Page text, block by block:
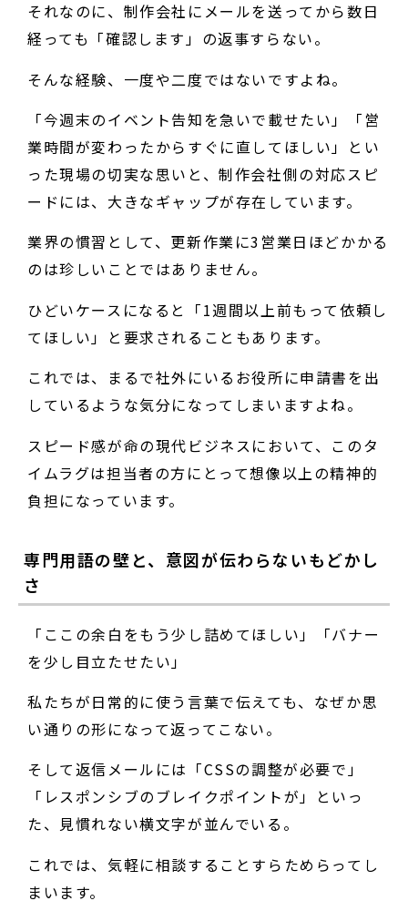
それなのに、制作会社にメールを送ってから数日
経っても「確認します」の返事すらない。
そんな経験、一度や二度ではないですよね。
「今週末のイベント告知を急いで載せたい」「営
業時間が変わったからすぐに直してほしい」とい
った現場の切実な思いと、制作会社側の対応スピ
ードには、大きなギャップが存在しています。
業界の慣習として、更新作業に3営業日ほどかかる
のは珍しいことではありません。
ひどいケースになると「1週間以上前もって依頼し
てほしい」と要求されることもあります。
これでは、まるで社外にいるお役所に申請書を出
しているような気分になってしまいますよね。
スピード感が命の現代ビジネスにおいて、このタ
イムラグは担当者の方にとって想像以上の精神的
負担になっています。
専門用語の壁と、意図が伝わらないもどかし
さ
「ここの余白をもう少し詰めてほしい」「バナー
を少し目立たせたい」
私たちが日常的に使う言葉で伝えても、なぜか思
い通りの形になって返ってこない。
そして返信メールには「CSSの調整が必要で」
「レスポンシブのブレイクポイントが」といっ
た、見慣れない横文字が並んでいる。
これでは、気軽に相談することすらためらってし
まいます。